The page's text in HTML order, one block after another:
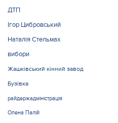
ДТП
Ігор Цибровський
Наталія Стельмах
вибори
Жашківський кінний завод
Бузівка
райдержадміністрація
Олена Палій